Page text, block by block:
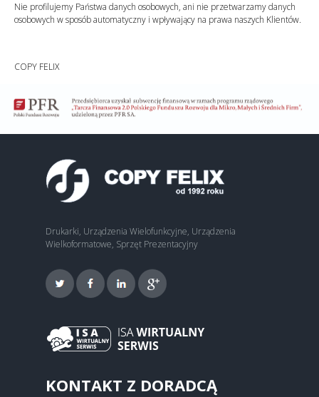
Nie profilujemy Państwa danych osobowych, ani nie przetwarzamy danych
osobowych w sposób automatyczny i wpływający na prawa naszych Klientów.
COPY FELIX
Drukarki, Urządzenia Wielofunkcyjne, Urządzenia
Wielkoformatowe, Sprzęt Prezentacyjny
KONTAKT Z DORADCĄ